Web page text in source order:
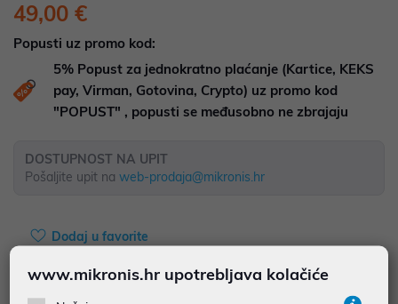
49,00 €
Popusti uz promo kod:
5% Popust za jednokratno plaćanje (Kartice, KEKS
pay, Virman, Gotovina, Crypto) uz promo kod
"POPUST" , popusti se međusobno ne zbrajaju
DOSTUPNOST NA UPIT
Pošaljite upit na web-prodaja@mikronis.hr
Dodaj u favorite
www.mikronis.hr upotrebljava kolačiće